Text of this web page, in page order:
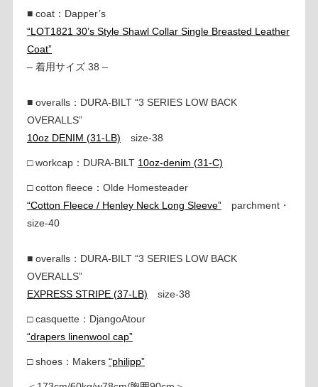
■ coat：Dapper’s
“LOT1821 30’s Style Shawl Collar Single Breasted Leather
Coat”
– 着用サイズ 38 –
■ overalls：DURA-BILT “3 SERIES LOW BACK
OVERALLS”
10oz DENIM (31-LB) size-38
□ workcap：DURA-BILT 10oz-denim (31-C)
□ cotton fleece：Olde Homesteader
“Cotton Fleece / Henley Neck Long Sleeve”parchment・
size-40
■ overalls：DURA-BILT “3 SERIES LOW BACK
OVERALLS”
EXPRESS STRIPE (37-LB) size-38
□ casquette：DjangoAtour
“drapers linenwool cap”
□ shoes：Makers “philipp”